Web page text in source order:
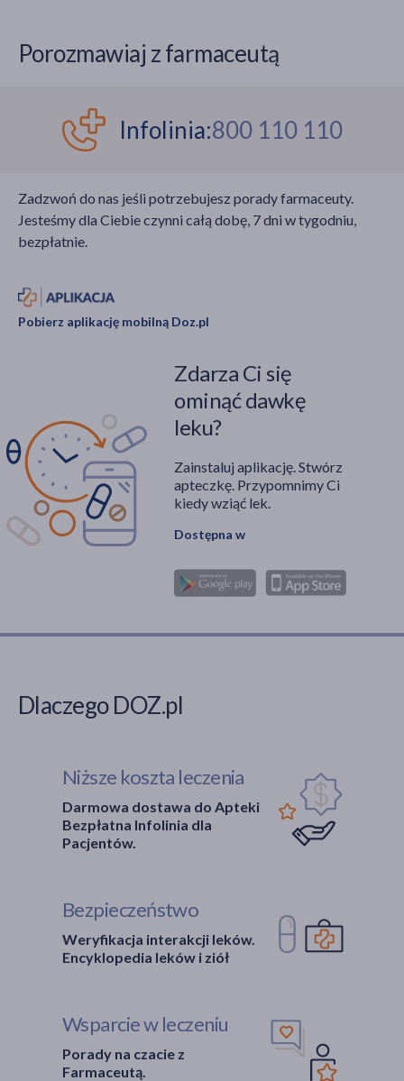
Porozmawiaj z farmaceutą
Infolinia:800 110 110
Zadzwoń do nas jeśli potrzebujesz porady farmaceuty.
Jesteśmy dla Ciebie czynni całą dobę, 7 dni w tygodniu,
bezpłatnie.
Pobierz aplikację mobilną Doz.pl
Zdarza Ci się
ominąć dawkę
leku?
Zainstaluj aplikację. Stwórz
apteczkę. Przypomnimy Ci
kiedy wziąć lek.
Dostępna w
Dlaczego DOZ.pl
Niższe koszta leczenia
Darmowa dostawa do Apteki
Bezpłatna Infolinia dla
Pacjentów.
Bezpieczeństwo
Weryfikacja interakcji leków.
Encyklopedia leków i ziół
Wsparcie w leczeniu
Porady na czacie z
Farmaceutą.